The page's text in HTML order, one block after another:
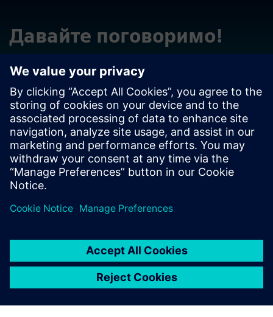
Давайте поговоримо!
Зверніться із запитаннями чи коментарями. Ми тут,
щоб допомогти!
Зв'яжіться з нами